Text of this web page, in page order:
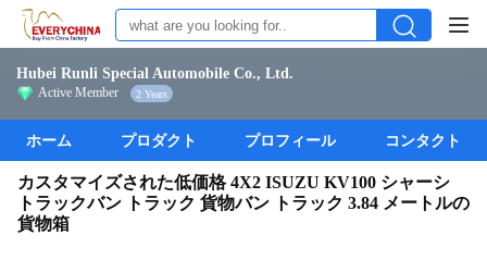
Hubei Runli Special Automobile Co., Ltd.
Active Member 2 Years
ホーム プロダクト プロフィール コンタクト
カスタマイズされた低価格 4X2 ISUZU KV100 シャーシ
トラックバン トラック 貨物バン トラック 3.84 メートルの
貨物箱